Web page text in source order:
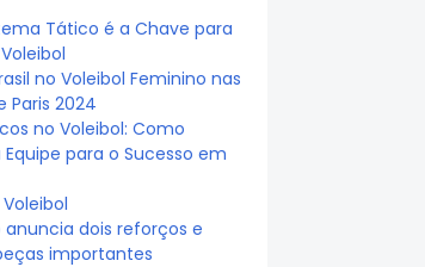
Tático é a Chave para
no Voleibol Feminino nas
Paris 2024
no Voleibol: Como
para o Sucesso em
anuncia dois reforços e
importantes